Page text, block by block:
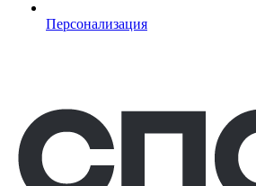
Персонализация